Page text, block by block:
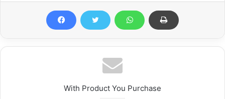
With Product You Purchase